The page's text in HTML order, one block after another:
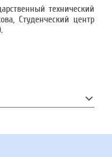
технический
Студенческий центр